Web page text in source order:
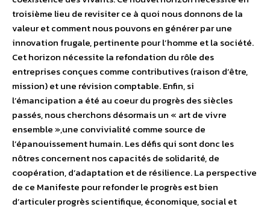
troisième lieu de revisiter ce à quoi nous donnons de la
valeur et comment nous pouvons en générer par une
innovation frugale, pertinente pour l’homme et la société.
Cet horizon nécessite la refondation du rôle des
entreprises conçues comme contributives (raison d’être,
mission) et une révision comptable. Enfin, si
l’émancipation a été au coeur du progrès des siècles
passés, nous cherchons désormais un « art de vivre
ensemble »,une convivialité comme source de
l’épanouissement humain. Les défis qui sont donc les
nôtres concernent nos capacités de solidarité, de
coopération, d’adaptation et de résilience. La perspective
de ce Manifeste pour refonder le progrès est bien
d’articuler progrès scientifique, économique, social et